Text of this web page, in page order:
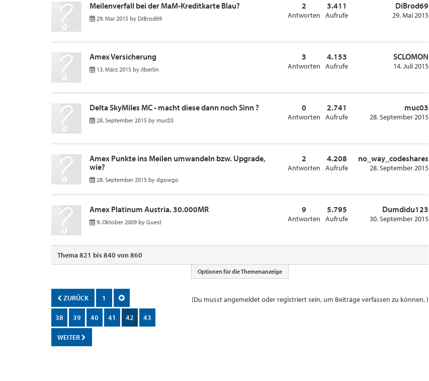
Meilenverfall bei der MaM-Kreditkarte Blau?
29. Mai 2015 by DiBrod69
2
Antworten
3.411
Aufrufe
DiBrod69
29. Mai 2015
Amex Versicherung
13. März 2015 by ilberlin
3
Antworten
4.153
Aufrufe
SCLOMON
14. Juli 2015
Delta SkyMiles MC - macht diese dann noch Sinn ?
28. September 2015 by muc03
0
Antworten
2.741
Aufrufe
muc03
28. September 2015
Amex Punkte ins Meilen umwandeln bzw. Upgrade,
wie?
28. September 2015 by dgowgo
2
Antworten
4.208
Aufrufe
no_way_codeshares
28. September 2015
Amex Platinum Austria. 30.000MR
9. Oktober 2009 by Guest
9
Antworten
5.795
Aufrufe
Dumdidu123
30. September 2015
Thema 821 bis 840 von 860
Optionen für die Themenanzeige
(Du musst angemeldet oder registriert sein, um Beiträge verfassen zu können. )
ZURÜCK 1
38 39 40 41 42 43
WEITER